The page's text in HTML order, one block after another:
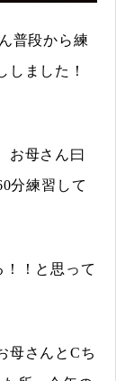
普段から練
しました！
お母さん曰
分練習して
！と思って
母さんとCち